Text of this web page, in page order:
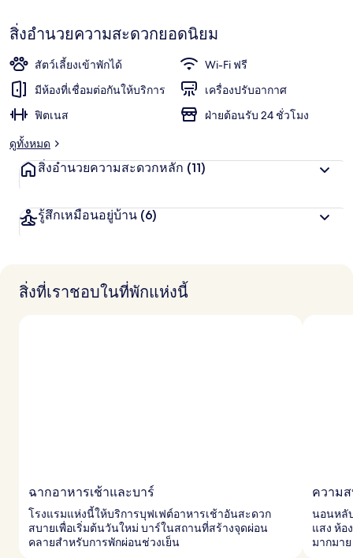
สิ่งอำนวยความสะดวกยอดนิยม
สัตว์เลี้ยงเข้าพักได้
Wi-Fi ฟรี
มีห้องที่เชื่อมต่อกันให้บริการ
เครื่องปรับอากาศ
ฟิตเนส
ฝ่ายต้อนรับ 24 ชั่วโมง
ดูทั้งหมด
สิ่งอำนวยความสะดวกหลัก (11)
รู้สึกเหมือนอยู่บ้าน (6)
สิ่งที่เราชอบในที่พักแห่งนี้
ฉากอาหารเช้าและบาร์
โรงแรมแห่งนี้ให้บริการบุฟเฟต์อาหารเช้าอันสะดวก
สบายเพื่อเริ่มต้นวันใหม่ บาร์ในสถานที่สร้างจุดผ่อน
คลายสำหรับการพักผ่อนช่วงเย็น
ความ
นอนหลั
แสง ห้อ
มากมาย